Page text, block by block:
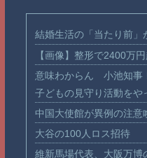
結婚生活の「当たり前」
【画像】整形で2400万
意味わからん 小池知事
子どもの見守り活動をや
中国大使館が異例の注
大谷の100人ロス招待
維新馬場代表、大阪万博